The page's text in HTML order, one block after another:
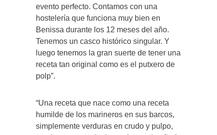
evento perfecto. Contamos con una
hostelería que funciona muy bien en
Benissa durante los 12 meses del año.
Tenemos un casco histórico singular. Y
luego tenemos la gran suerte de tener una
receta tan original como es el putxero de
polp”.
“Una receta que nace como una receta
humilde de los marineros en sus barcos,
simplemente verduras en crudo y pulpo,